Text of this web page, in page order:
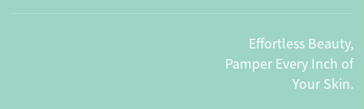
Effortless Beauty,
Pamper Every Inch of
Your Skin.